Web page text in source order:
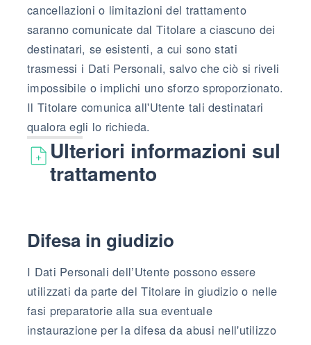
cancellazioni o limitazioni del trattamento
saranno comunicate dal Titolare a ciascuno dei
destinatari, se esistenti, a cui sono stati
trasmessi i Dati Personali, salvo che ciò si riveli
impossibile o implichi uno sforzo sproporzionato.
Il Titolare comunica all'Utente tali destinatari
qualora egli lo richieda.
Ulteriori informazioni sul
trattamento
Difesa in giudizio
I Dati Personali dell’Utente possono essere
utilizzati da parte del Titolare in giudizio o nelle
fasi preparatorie alla sua eventuale
instaurazione per la difesa da abusi nell'utilizzo